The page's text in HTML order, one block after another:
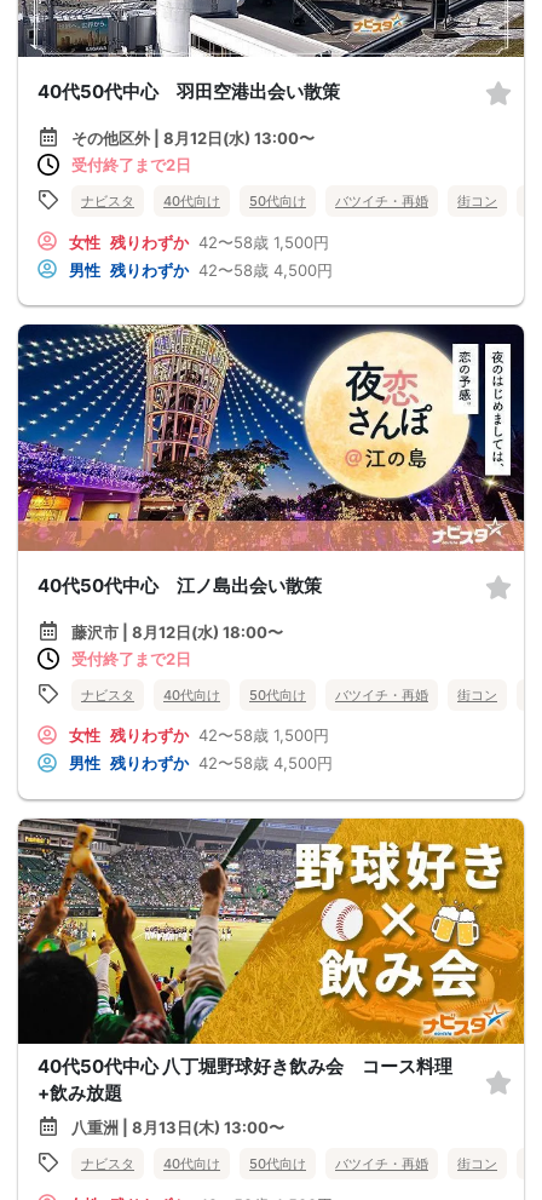
40代50代中心 羽田空港出会い散策
その他区外 | 8月12日(水) 13:00〜
受付終了まで2日
ナビスタ 40代向け 50代向け バツイチ・再婚 街コン
女性 残りわずか 42〜58歳 1,500円
男性 残りわずか 42〜58歳 4,500円
40代50代中心 江ノ島出会い散策
藤沢市 | 8月12日(水) 18:00〜
受付終了まで2日
ナビスタ 40代向け 50代向け バツイチ・再婚 街コン
女性 残りわずか 42〜58歳 1,500円
男性 残りわずか 42〜58歳 4,500円
40代50代中心 八丁堀野球好き飲み会 コース料理
+飲み放題
八重洲 | 8月13日(木) 13:00〜
ナビスタ 40代向け 50代向け バツイチ・再婚 街コン